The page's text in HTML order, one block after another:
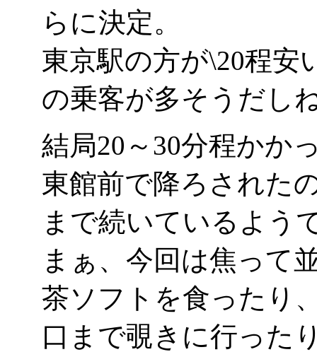
らに決定。
東京駅の方が\20程安
の乗客が多そうだし
結局20～30分程かか
東館前で降ろされた
まで続いているよう
まぁ、今回は焦って
茶ソフトを食ったり
口まで覗きに行った